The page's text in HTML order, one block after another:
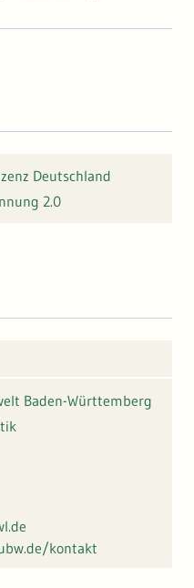
Deutschland
2.0
Baden-Württemberg
kontakt